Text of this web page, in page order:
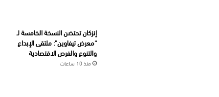
إنزكان تحتضن النسخة الخامسة لـ
“معرض تيفاوين”: ملتقى الإبداع
والتنوع والفرص الاقتصادية
منذ 10 ساعات